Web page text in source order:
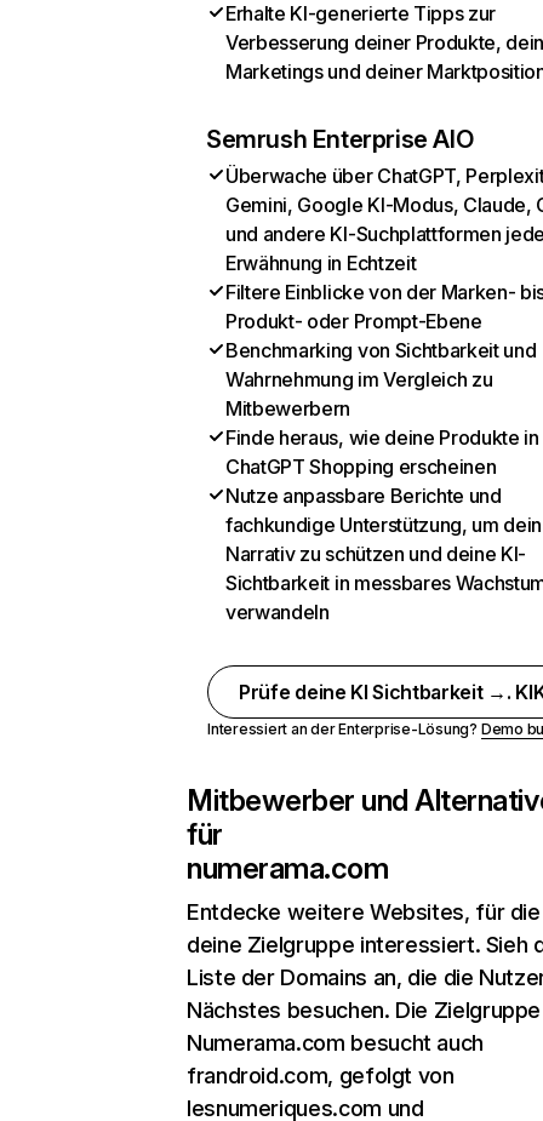
Erhalte KI-generierte Tipps zur
Verbesserung deiner Produkte,
Marketings und deiner
Semrush Enterprise AIO
Überwache über ChatGPT,
Gemini, Google KI-Modus, Claude,
und andere KI-Suchplattformen
Erwähnung in Echtzeit
Filtere Einblicke von der Marken-
Produkt- oder Prompt-Ebene
Benchmarking von Sichtbarkeit und
Wahrnehmung im Vergleich zu
Mitbewerbern
Finde heraus, wie deine Produkte in
ChatGPT Shopping erscheinen
Nutze anpassbare Berichte und
fachkundige Unterstützung, um dein
Narrativ zu schützen und deine KI-
Sichtbarkeit in messbares
verwandeln
Prüfe deine KI Sichtbarkeit →.
Interessiert an der Enterprise-Lösung? Demo
Mitbewerber und
für
numerama.com
Entdecke weitere Websites, für
deine Zielgruppe interessiert. Sieh
Liste der Domains an, die die
Nächstes besuchen. Die
Numerama.com besucht auch
frandroid.com, gefolgt von
lesnumeriques.com und